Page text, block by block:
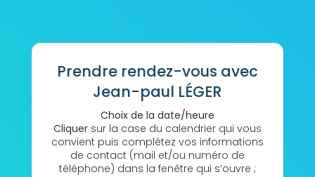
Prendre rendez-vous avec
Jean-paul LÉGER
Choix de la date/heure
Cliquersur la case du calendrier qui vous
convient puis complétez vos informations
de contact (mail et/ou numéro de
téléphone) dans la fenêtre qui s’ouvre ;